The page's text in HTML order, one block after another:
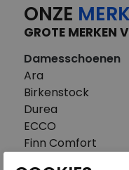
ONZE
GROTE MERKEN
Damesschoenen
Ara
Birkenstock
Durea
ECCO
Finn Comfort